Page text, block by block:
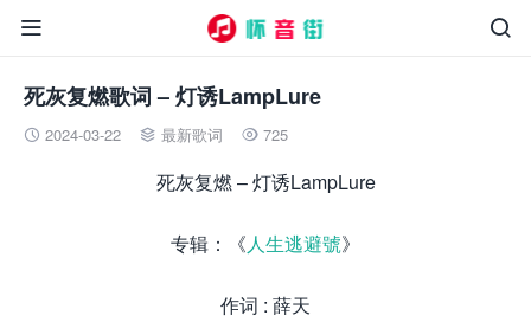


死灰复燃歌词 – 灯诱LampLure
 2024-03-22  最新歌词  725
死灰复燃 – 灯诱LampLure
专辑：《人生逃避號》
作词 : 薛天